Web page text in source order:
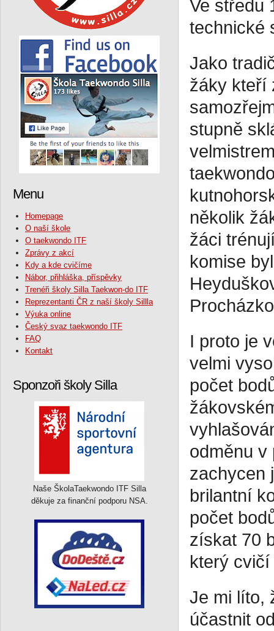
Menu
Homepage
O naší škole
O taekwondo ITF
Zprávy z akcí
Kdy a kde cvičíme
Nábor, přihláška, příspěvky
Trenéři školy Silla Taekwon-do ITF
Reprezentanti ČR z naší školy Sillla
Výuka online
Český svaz taekwondo ITF
FAQ
Kontakt
Sponzoři školy Silla
Naše ŠkolaTaekwondo ITF Silla
děkuje za finanční podporu NSA.
Ve středu
technické
Jako
žáky kteří
stupně
několik
žáci
komise
I proto je
velmi
počet
odměnu v
zachycen
brilantní
počet
získat 70
který
Je mi líto,
účastnit